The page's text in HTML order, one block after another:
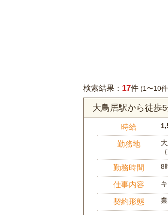
検索結果： 17件 (1〜10
大鳥居駅から徒歩
時給
勤務地
勤務時間 8
仕事内容
契約形態